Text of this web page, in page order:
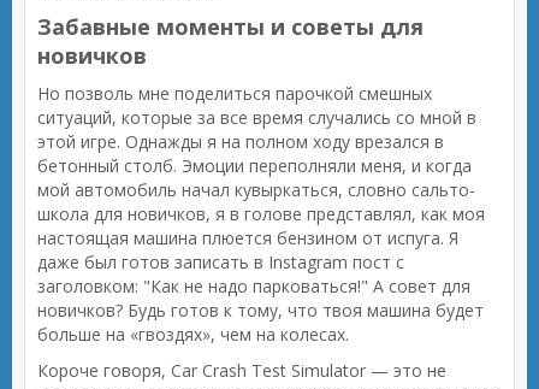
Забавные моменты и советы для
новичков
Но позволь мне поделиться парочкой смешных
ситуаций, которые за все время случались со мной в
этой игре. Однажды я на полном ходу врезался в
бетонный столб. Эмоции переполняли меня, и когда
мой автомобиль начал кувыркаться, словно сальто-
школа для новичков, я в голове представлял, как моя
настоящая машина плюется бензином от испуга. Я
даже был готов записать в Instagram пост с
заголовком: "Как не надо парковаться!" А совет для
новичков? Будь готов к тому, что твоя машина будет
больше на «гвоздях», чем на колесах.
Короче говоря, Car Crash Test Simulator — это не